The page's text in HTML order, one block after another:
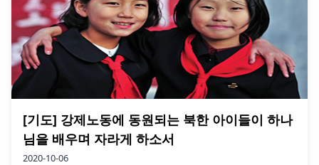
[기도] 강제노동에 동원되는 북한 아이들이 하나
님을 배우며 자라게 하소서
2020-10-06